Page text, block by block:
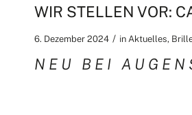
WIR STELLEN VOR:
6. Dezember 2024 / in Aktuelles,
NEU BEI